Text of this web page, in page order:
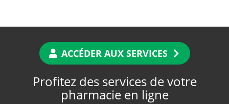
ACCÉDER AUX SERVICES
Profitez des services de votre
pharmacie en ligne